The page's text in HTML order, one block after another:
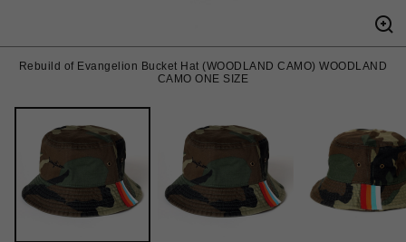
Rebuild of Evangelion Bucket Hat (WOODLAND CAMO) WOODLAND
CAMO ONE SIZE